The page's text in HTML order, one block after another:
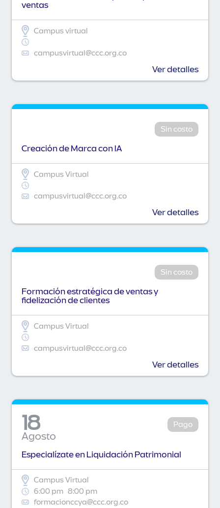
ventas
Campus virtual
campusvirtual@ccc.org.co
Ver detalles
Sin costo
Creación de Marca con IA
Campus Virtual
campusvirtual@ccc.org.co
Ver detalles
Sin costo
Formación estratégica de ventas y
fidelización de clientes
Campus Virtual
campusvirtual@ccc.org.co
Ver detalles
18
Agosto
Pago
Especialízate en Liquidación Patrimonial
Campus Virtual
6:00 pm 8:00 pm
formacionccya@ccc.org.co